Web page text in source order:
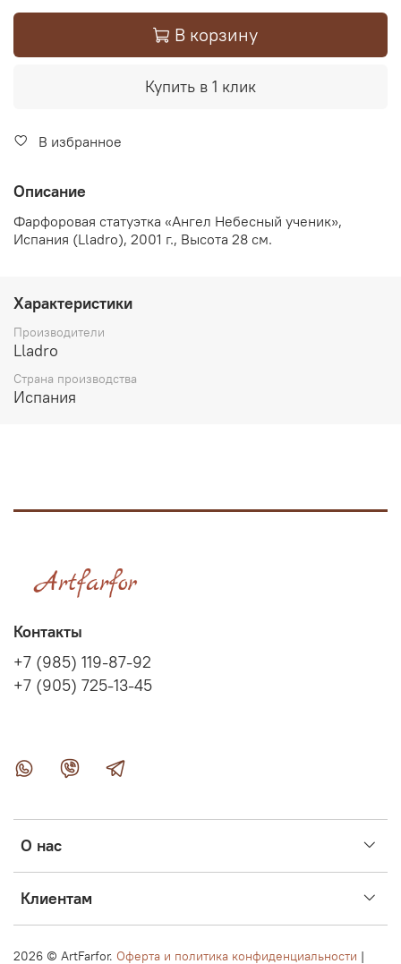
В корзину
Купить в 1 клик
В избранное
Описание
Фарфоровая статуэтка «Ангел Небесный ученик»,
Испания (Lladro), 2001 г., Высота 28 см.
Характеристики
Производители
Lladro
Страна производства
Испания
О нас
Клиентам
Контакты
+7 (985) 119-87-92
+7 (905) 725-13-45
2026 © ArtFarfor. Оферта и политика конфиденциальности |